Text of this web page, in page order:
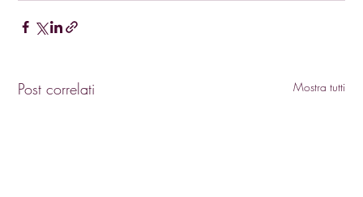
Post correlati Mostra tutti